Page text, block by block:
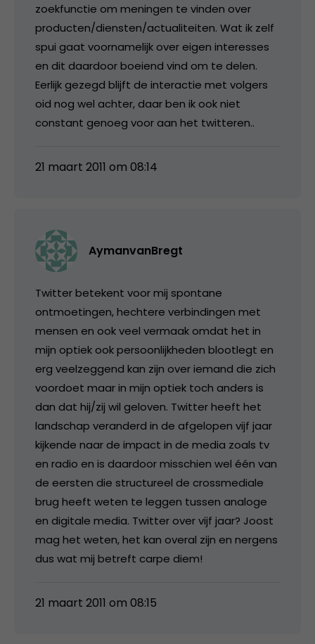
zoekfunctie om meningen te vinden over
producten/diensten/actualiteiten. Wat ik zelf
spui gaat voornamelijk over eigen interesses
en dit daardoor boeiend vind om te delen.
Eerlijk gezegd blijft de interactie met volgers
oid nog wel achter, daar ben ik ook niet
constant genoeg voor aan het twitteren..
21 maart 2011 om 08:14
AymanvanBregt
Twitter betekent voor mij spontane
ontmoetingen, hechtere verbindingen met
mensen en ook veel vermaak omdat het in
mijn optiek ook persoonlijkheden blootlegt en
erg veelzeggend kan zijn over iemand die zich
voordoet maar in mijn optiek toch anders is
dan dat hij/zij wil geloven. Twitter heeft het
landschap veranderd in de afgelopen vijf jaar
kijkende naar de impact in de media zoals tv
en radio en is daardoor misschien wel één van
de eersten die structureel de crossmediale
brug heeft weten te leggen tussen analoge
en digitale media. Twitter over vijf jaar? Joost
mag het weten, het kan overal zijn en nergens
dus wat mij betreft carpe diem!
21 maart 2011 om 08:15